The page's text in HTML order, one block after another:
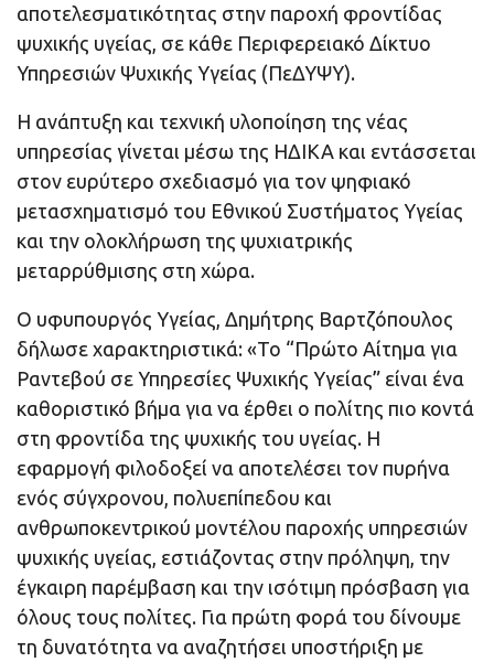
αποτελεσματικότητας στην παροχή φροντίδας
ψυχικής υγείας, σε κάθε Περιφερειακό Δίκτυο
Υπηρεσιών Ψυχικής Υγείας (ΠεΔΥΨΥ).
Η ανάπτυξη και τεχνική υλοποίηση της νέας
υπηρεσίας γίνεται μέσω της ΗΔΙΚΑ και εντάσσεται
στον ευρύτερο σχεδιασμό για τον ψηφιακό
μετασχηματισμό του Εθνικού Συστήματος Υγείας
και την ολοκλήρωση της ψυχιατρικής
μεταρρύθμισης στη χώρα.
Ο υφυπουργός Υγείας, Δημήτρης Βαρτζόπουλος
δήλωσε χαρακτηριστικά: «Το “Πρώτο Αίτημα για
Ραντεβού σε Υπηρεσίες Ψυχικής Υγείας” είναι ένα
καθοριστικό βήμα για να έρθει ο πολίτης πιο κοντά
στη φροντίδα της ψυχικής του υγείας. Η
εφαρμογή φιλοδοξεί να αποτελέσει τον πυρήνα
ενός σύγχρονου, πολυεπίπεδου και
ανθρωποκεντρικού μοντέλου παροχής υπηρεσιών
ψυχικής υγείας, εστιάζοντας στην πρόληψη, την
έγκαιρη παρέμβαση και την ισότιμη πρόσβαση για
όλους τους πολίτες. Για πρώτη φορά του δίνουμε
τη δυνατότητα να αναζητήσει υποστήριξη με